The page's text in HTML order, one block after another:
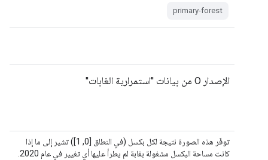
primary-forest
الإصدار 0 من بيانات "استمرارية الغابات"
توفّر هذه الصورة نتيجة لكل بكسل (في النطاق [0, 1]) تشير إلى ما إذا